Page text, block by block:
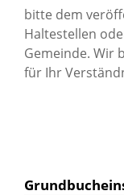
bitte dem
Haltestellen
Gemeinde. Wir
für Ihr